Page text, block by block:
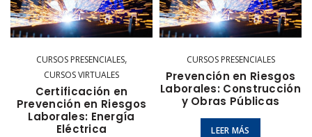
CURSOS PRESENCIALES,
CURSOS VIRTUALES
Certificación en
Prevención en Riesgos
Laborales: Energía
Eléctrica
CURSOS PRESENCIALES
Prevención en Riesgos
Laborales: Construcción
y Obras Públicas
LEER MÁS